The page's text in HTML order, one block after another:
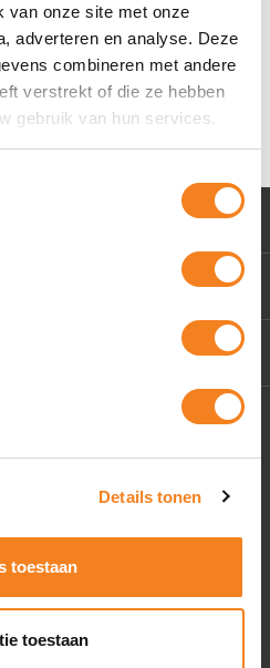
van onze site met onze
adverteren en analyse. Deze
combineren met andere
verstrekt of die ze hebben
gebruik van hun services.
Details tonen
toestaan
toestaan
Toon: